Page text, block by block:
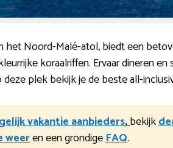
het Noord-Malé-atol, biedt een
koraalriffen. Ervaar dineren
deze plek bekijk je de beste all-
vakantie aanbieders,bekijk
weeren een grondigeFAQ.